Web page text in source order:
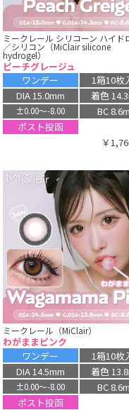
ミークレール シリコーン ハイド
／シリコン（MiClair silicone
hydrogel）
ピーチグレージュ
ワンデー
1箱10枚
DIA 15.0mm
着色
±0.00〜-8.00
BC
ポスト投函
￥
ミークレール（MiClair）
わがままピンク
ワンデー
1箱10枚
DIA 14.5mm
着色
±0.00〜-8.00
BC
ポスト投函